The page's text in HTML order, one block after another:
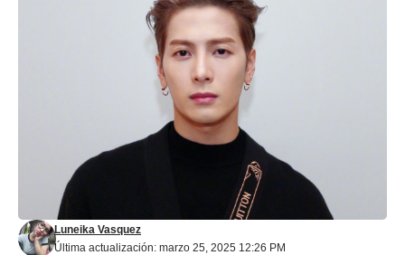
Última actualización: marzo 25, 2025 12:26 PM
Luneika Vasquez